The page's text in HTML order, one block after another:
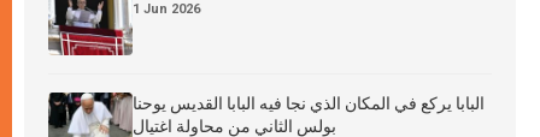
1 Jun 2026
البابا يركع في المكان الذي نجا فيه البابا القديس يوحنا
بولس الثاني من محاولة اغتيال